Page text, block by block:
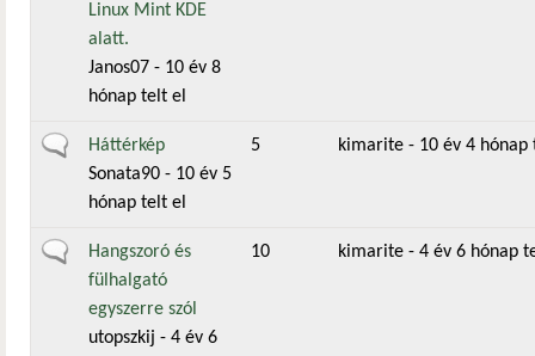
Linux Mint KDE
alatt.
Janos07 - 10 év 8
hónap telt el
Általános téma
Háttérkép
Sonata90 - 10 év 5
hónap telt el
5 kimarite - 10 év 4 hónap
Általános téma
Hangszoró és
fülhalgató
egyszerre szól
utopszkij - 4 év 6
10 kimarite - 4 év 6 hónap